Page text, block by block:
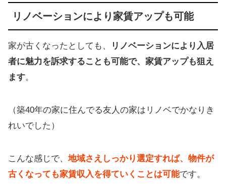
リノベーションにより家賃アップも可能
家が古くなったとしても、
リノベーションにより入居
者に魅力を訴求することも可能で、家賃アップも狙え
ます。
（築40年の家に住んでる友人の家はリノベでかなりき
れいでした）
こんな感じで、 地域さえしっかり選定すれば、物件が
古くなっても家賃収入を得ていくことは可能です。